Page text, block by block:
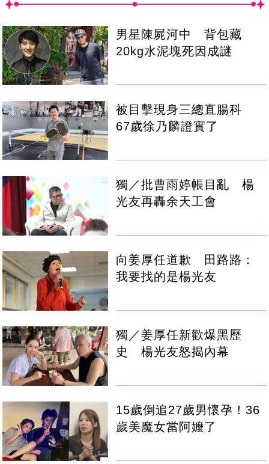
男星陳屍河中 背包藏
20kg水泥塊死因成謎
被目擊現身三總直腸科
67歲徐乃麟證實了
獨／批曹雨婷帳目亂 楊
光友再轟余天工會
向姜厚任道歉 田路路：
我要找的是楊光友
獨／姜厚任新歡爆黑歷
史 楊光友怒揭內幕
15歲倒追27歲男懷孕！36
歲美魔女當阿嬤了